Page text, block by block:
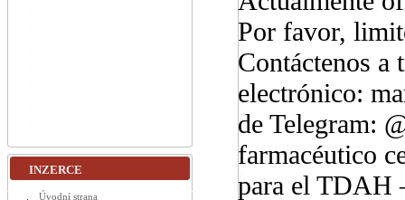
Por favor,
Contáctenos a
electrónico:
de Telegram:
farmacéutico
para el TDAH
INZERCE
Úvodní strana